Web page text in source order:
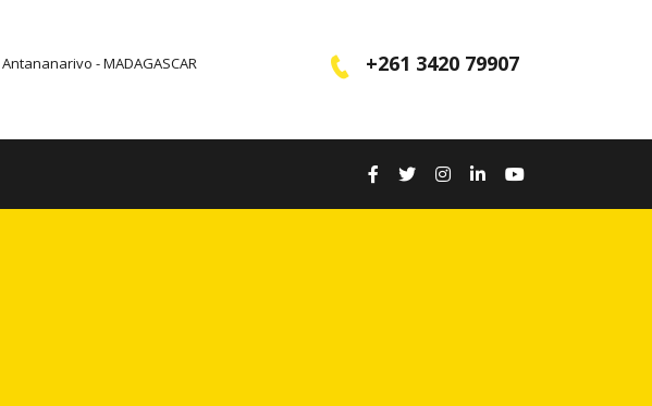
+261 3420 79907
Antananarivo - MADAGASCAR